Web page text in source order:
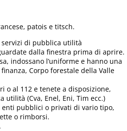
patois e titsch.
di pubblica utilità
dalla finestra prima di aprire.
indossano l’uniforme e hanno una
Corpo forestale della Valle
o al 112 e tenete a disposizione,
utilità (Cva, Enel, Eni, Tim ecc.)
pubblici o privati di vario tipo,
o rimborsi.